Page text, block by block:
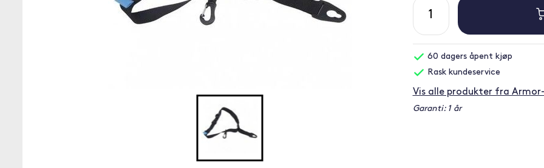
60 dagers åpent kjøp
Rask kundeservice
Vis alle produkter fra
Garanti: 1 år